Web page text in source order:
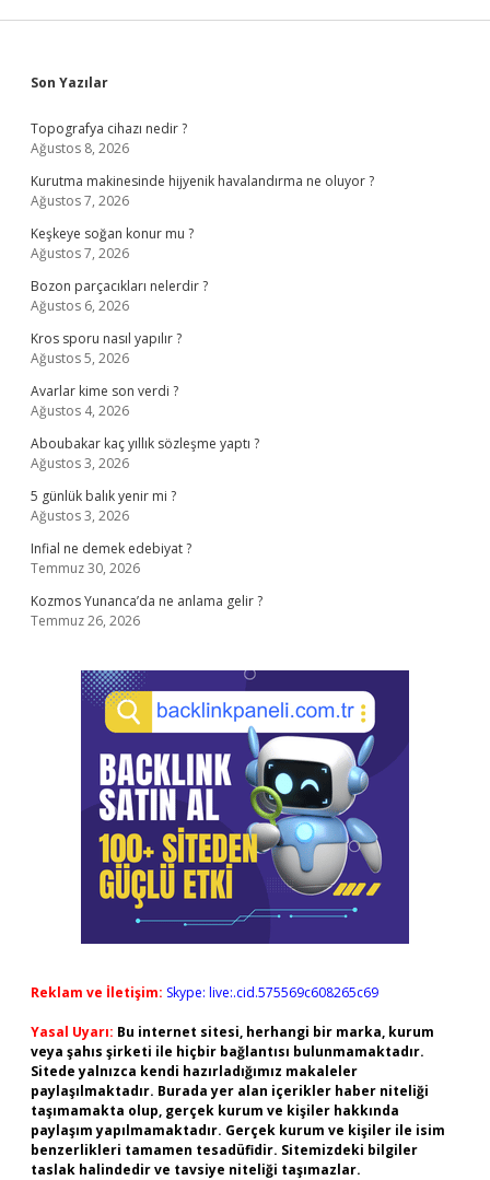
Sidebar
Son Yazılar
Topografya cihazı nedir ?
Ağustos 8, 2026
Kurutma makinesinde hijyenik havalandırma ne oluyor ?
Ağustos 7, 2026
Keşkeye soğan konur mu ?
Ağustos 7, 2026
Bozon parçacıkları nelerdir ?
Ağustos 6, 2026
Kros sporu nasıl yapılır ?
Ağustos 5, 2026
Avarlar kime son verdi ?
Ağustos 4, 2026
Aboubakar kaç yıllık sözleşme yaptı ?
Ağustos 3, 2026
5 günlük balık yenir mi ?
Ağustos 3, 2026
Infial ne demek edebiyat ?
Temmuz 30, 2026
Kozmos Yunanca’da ne anlama gelir ?
Temmuz 26, 2026
Reklam ve İletişim: Skype: live:.cid.575569c608265c69
Yasal Uyarı: Bu internet sitesi, herhangi bir marka, kurum
veya şahıs şirketi ile hiçbir bağlantısı bulunmamaktadır.
Sitede yalnızca kendi hazırladığımız makaleler
paylaşılmaktadır. Burada yer alan içerikler haber niteliği
taşımamakta olup, gerçek kurum ve kişiler hakkında
paylaşım yapılmamaktadır. Gerçek kurum ve kişiler ile isim
benzerlikleri tamamen tesadüfidir. Sitemizdeki bilgiler
taslak halindedir ve tavsiye niteliği taşımazlar.